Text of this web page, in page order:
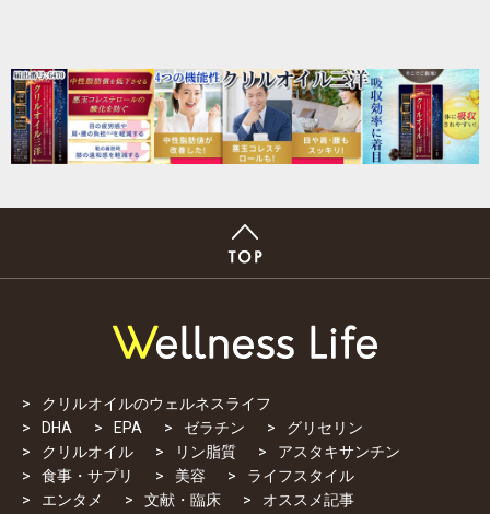
クリルオイルのウェルネスライフ
DHA
EPA ゼラチン
グリセリン
クリルオイル
リン脂質
アスタキサンチン
食事・サプリ
美容
ライフスタイル
エンタメ
文献・臨床 オススメ記事